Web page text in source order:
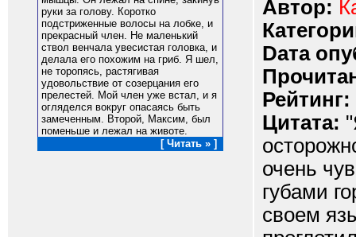
руки за голову. Коротко
подстриженные волосы на лобке, и
прекрасный член. Не маленький
ствол венчала увесистая головка, и
делала его похожим на гриб. Я шел,
не торопясь, растягивая
удовольствие от созерцания его
прелестей. Мой член уже встал, и я
огляделся вокруг опасаясь быть
замеченным. Второй, Максим, был
поменьше и лежал на животе.
[ Читать » ]
Автор:
Dата
Рейтинг:
Цитата:
очень
губами
своем